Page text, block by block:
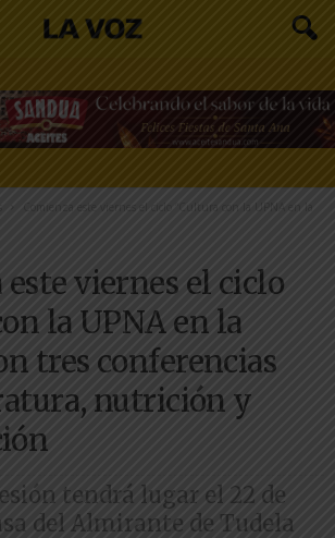
Comienza este viernes el ciclo “Cultura con la UPNA en la
viernes el ciclo
la UPNA en la
tres conferencias
nutrición y
tendrá lugar el 22 de
del Almirante de Tudela